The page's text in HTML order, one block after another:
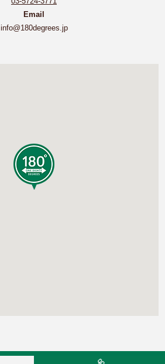
Email
info@180degrees.jp